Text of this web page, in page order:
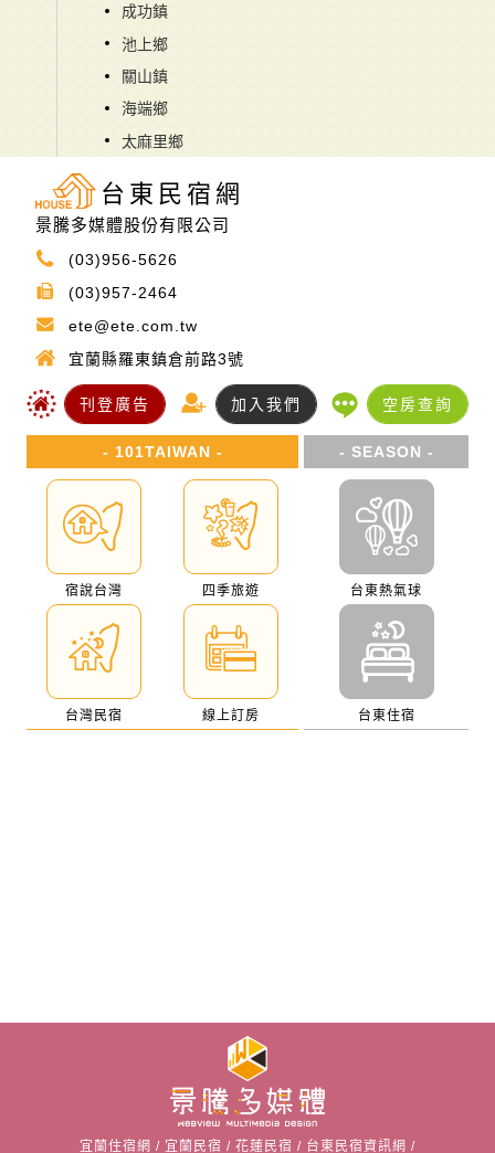
成功鎮
池上鄉
關山鎮
海端鄉
太麻里鄉
台東民宿網
景騰多媒體股份有限公司
(03)956-5626
(03)957-2464
ete@ete.com.tw
宜蘭縣羅東鎮倉前路3號
刊登廣告 加入我們 空房查詢
- 101TAIWAN -
宿說台灣 四季旅遊
台灣民宿 線上訂房
- SEASON -
台東熱氣球
台東住宿
宜蘭住宿網 / 宜蘭民宿 / 花蓮民宿 / 台東民宿資訊網 /